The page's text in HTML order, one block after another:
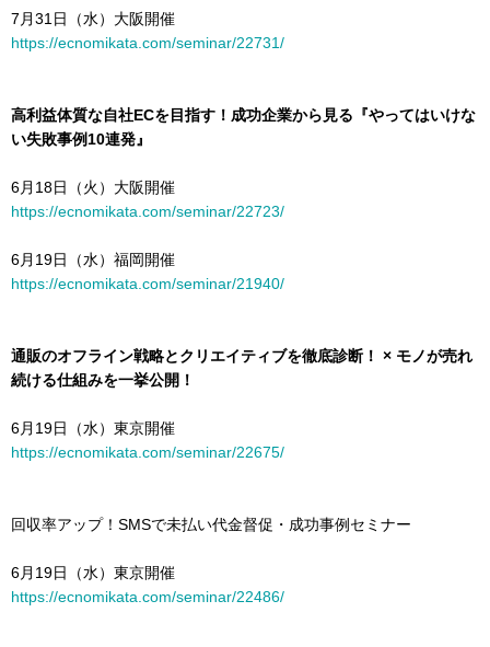
7月31日（水）大阪開催
https://ecnomikata.com/seminar/22731/
高利益体質な自社ECを目指す！成功企業から見る『やってはいけな
い失敗事例10連発』
6月18日（火）大阪開催
https://ecnomikata.com/seminar/22723/
6月19日（水）福岡開催
https://ecnomikata.com/seminar/21940/
通販のオフライン戦略とクリエイティブを徹底診断！ × モノが売れ
続ける仕組みを一挙公開！
6月19日（水）東京開催
https://ecnomikata.com/seminar/22675/
回収率アップ！SMSで未払い代金督促・成功事例セミナー
6月19日（水）東京開催
https://ecnomikata.com/seminar/22486/